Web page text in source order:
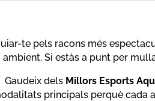
te pels racons més
Si estàs a punt per
Gaudeix dels Millors Esports
principals perquè cada